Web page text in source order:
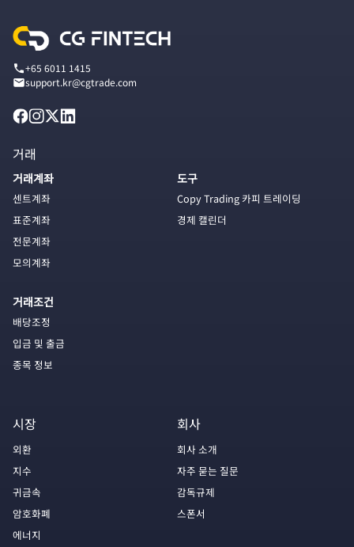
+65 6011 1415
support.kr@cgtrade.com
거래
거래계좌
센트계좌
표준계좌
전문계좌
모의계좌
거래조건
배당조정
입금 및 출금
종목 정보
도구
Copy Trading 카피 트레이딩
경제 캘린더
시장
외환
지수
귀금속
암호화폐
에너지
회사
회사 소개
자주 묻는 질문
감독규제
스폰서